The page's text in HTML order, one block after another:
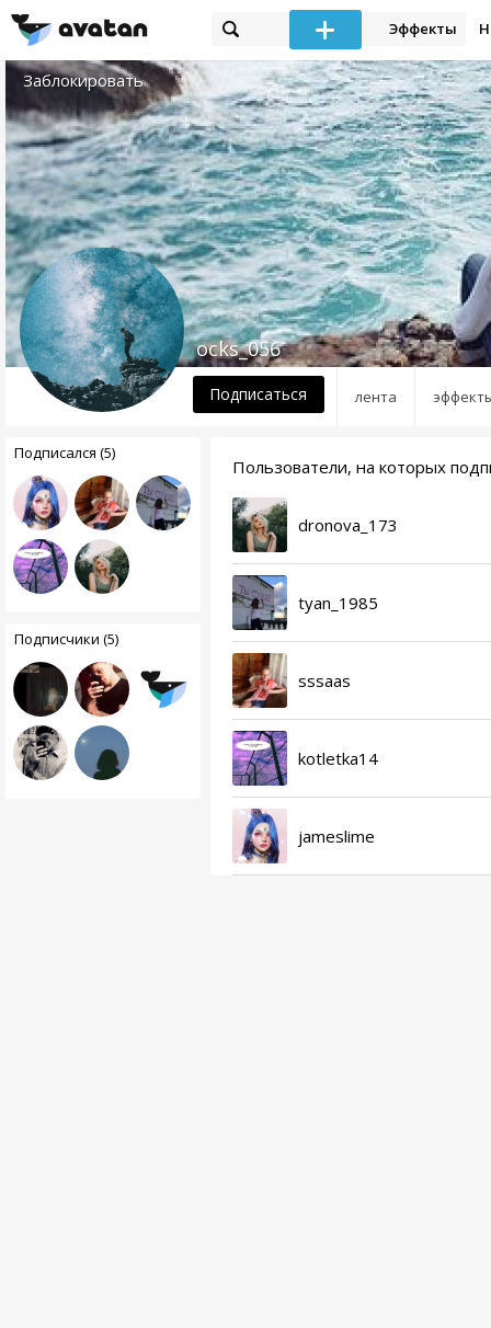
Эффекты
Заблокировать
лента
ocks_056
Подписаться
Подписался (5)
Подписчики (5)
Пользователи, на которых
dronova_173
tyan_1985
sssaas
kotletka14
jameslime